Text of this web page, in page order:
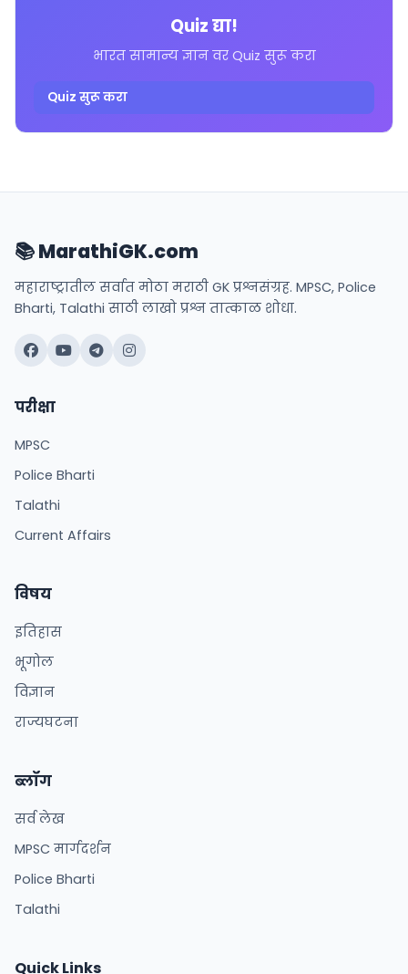
Quiz द्या!
भारत सामान्य ज्ञान वर Quiz सुरू करा
Quiz सुरू करा
📚 MarathiGK.com
महाराष्ट्रातील सर्वात मोठा मराठी GK प्रश्नसंग्रह. MPSC, Police
Bharti, Talathi साठी लाखो प्रश्न तात्काळ शोधा.
परीक्षा
MPSC
Police Bharti
Talathi
Current Affairs
विषय
इतिहास
भूगोल
विज्ञान
राज्यघटना
ब्लॉग
सर्व लेख
MPSC मार्गदर्शन
Police Bharti
Talathi
Quick Links